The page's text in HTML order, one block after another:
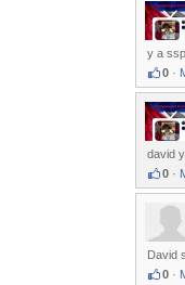
y a
0 ·
david
0 ·
David
0 ·